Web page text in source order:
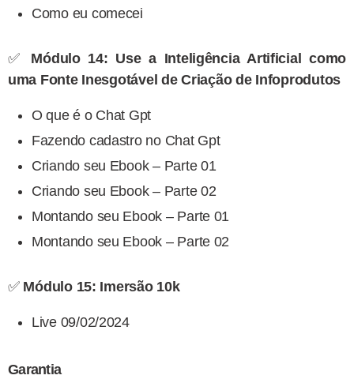
Como eu comecei
✅ Módulo 14: Use a Inteligência Artificial como
uma Fonte Inesgotável de Criação de Infoprodutos
O que é o Chat Gpt
Fazendo cadastro no Chat Gpt
Criando seu Ebook – Parte 01
Criando seu Ebook – Parte 02
Montando seu Ebook – Parte 01
Montando seu Ebook – Parte 02
✅ Módulo 15: Imersão 10k
Live 09/02/2024
Garantia